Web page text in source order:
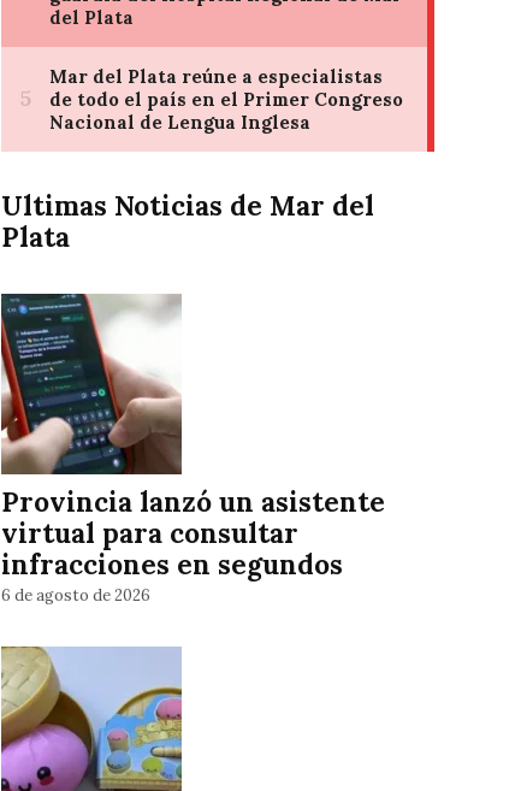
Ultimas Noticias de Mar del
Plata
Provincia lanzó un asistente
virtual para consultar
infracciones en segundos
6 de agosto de 2026